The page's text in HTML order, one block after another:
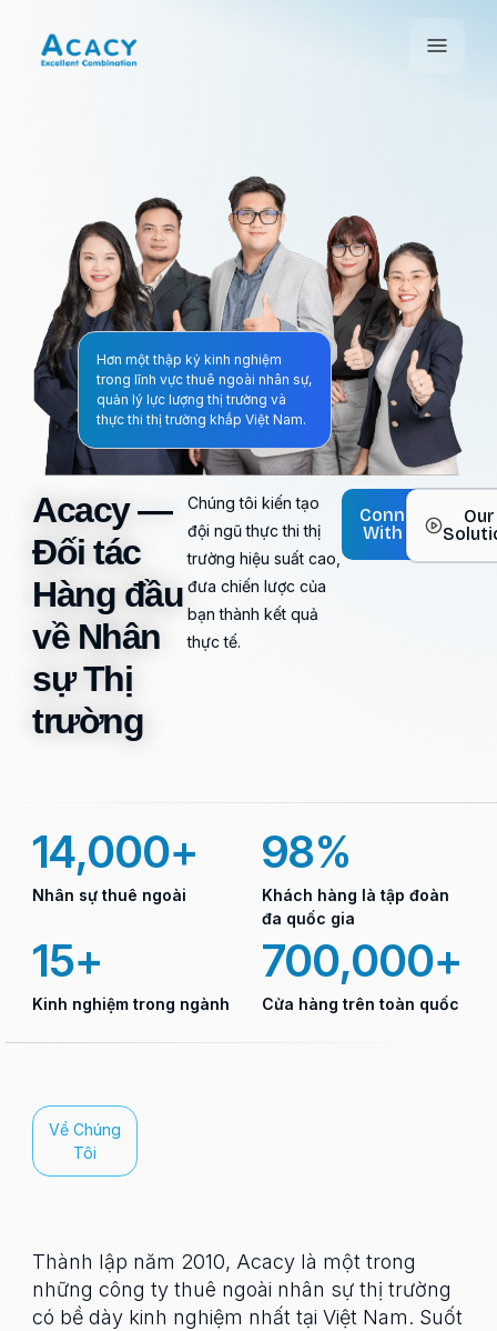
Acacy —
Đối tác
Hàng đầu
về Nhân
sự Thị
trường
Chúng tôi kiến tạo
đội ngũ thực thi thị
trường hiệu suất cao,
đưa chiến lược của
bạn thành kết quả
thực tế.
Connect
With Us
Our
Hơn một thập kỷ kinh nghiệm
trong lĩnh vực thuê ngoài nhân sự,
quản lý lực lượng thị trường và
thực thi thị trường khắp Việt Nam.
Nhân sự thuê ngoài
14,000+
Khách hàng là tập đoàn
đa quốc gia
98%
Kinh nghiệm trong ngành
15+
Cửa hàng trên toàn quốc
700,000+
Về Chúng
Tôi
Thành lập năm 2010, Acacy là một trong
những công ty thuê ngoài nhân sự thị trường
có bề dày kinh nghiệm nhất tại Việt Nam. Suốt